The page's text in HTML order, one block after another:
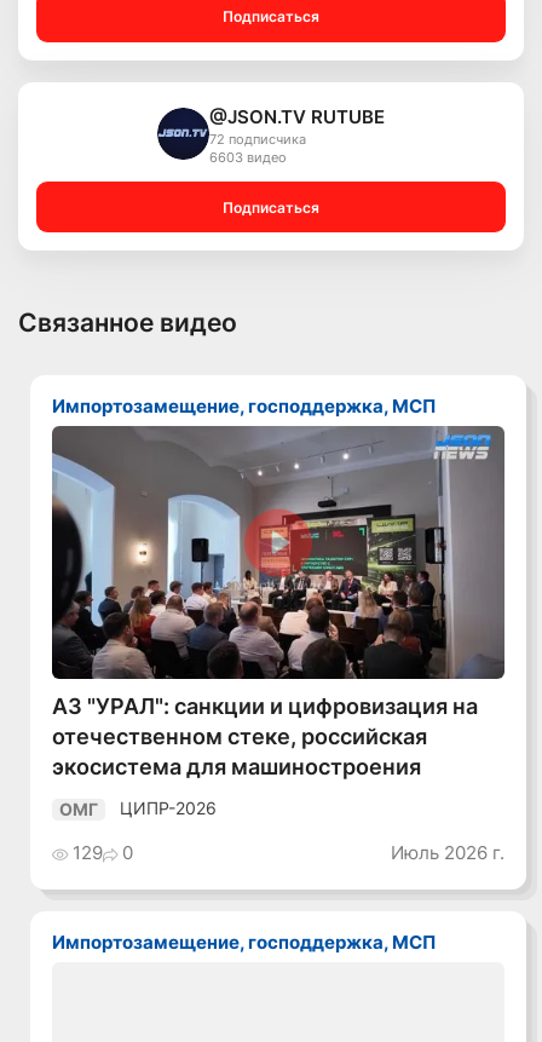
Подписаться
@JSON.TV RUTUBE
72 подписчика
6603 видео
Подписаться
Связанное видео
Импортозамещение, господдержка, МСП
Смотреть видео
АЗ "УРАЛ": санкции и цифровизация на
отечественном стеке, российская
экосистема для машиностроения
ОМГ ЦИПР-2026
129 0 Июль 2026 г.
Импортозамещение, господдержка, МСП